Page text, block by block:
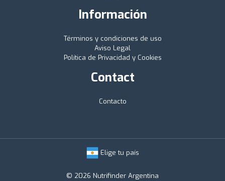
Información
Términos y condiciones de uso
Aviso Legal
Política de Privacidad y Cookies
Contact
Contacto
Elige tu país
© 2026 Nutrifinder Argentina